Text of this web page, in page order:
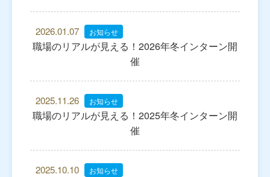
2026.01.07 お知らせ
職場のリアルが見える！2026年冬インターン開
催
2025.11.26 お知らせ
職場のリアルが見える！2025年冬インターン開
催
2025.10.10 お知らせ